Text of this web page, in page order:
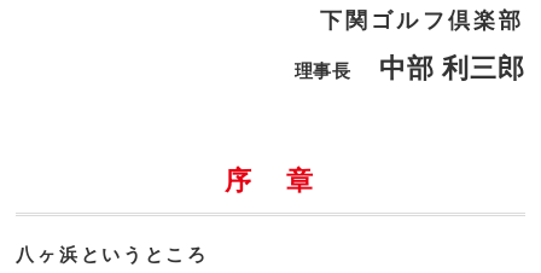
下関ゴルフ倶楽部
理事長 中部 利三郎
序 章
八ヶ浜というところ